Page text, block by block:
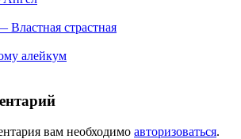
страстная
алейкум
вам необходимо авторизоваться.